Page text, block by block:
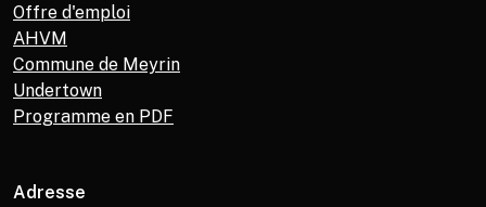
Offre d'emploi
AHVM
Commune de Meyrin
Undertown
Programme en PDF
Adresse